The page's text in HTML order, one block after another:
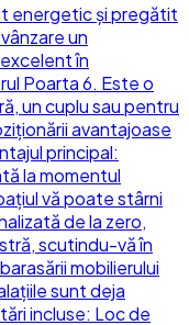
energetic și pregătit
un
în
Poarta 6. Este o
un cuplu sau pentru
avantajoase
principal:
la momentul
vă poate stârni
de la zero,
scutindu-vă în
mobilierului
sunt deja
incluse: Loc de